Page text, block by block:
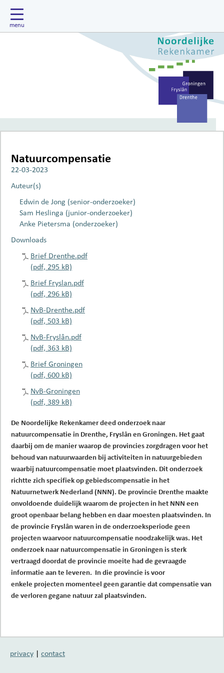
Natuurcompensatie
22-03-2023
Auteur(s)
Edwin de Jong (senior-onderzoeker)
Sam Heslinga (junior-onderzoeker)
Anke Pietersma (onderzoeker)
Downloads
Brief Drenthe.pdf
(pdf, 295 kB)
Brief Fryslan.pdf
(pdf, 296 kB)
NvB-Drenthe.pdf
(pdf, 503 kB)
NvB-Fryslân.pdf
(pdf, 363 kB)
Brief Groningen
(pdf, 600 kB)
NvB-Groningen
(pdf, 389 kB)
De Noordelijke Rekenkamer deed onderzoek naar
natuurcompensatie in Drenthe, Fryslân en Groningen. Het gaat
daarbij om de manier waarop de provincies zorgdragen voor het
behoud van natuurwaarden bij activiteiten in natuurgebieden
waarbij natuurcompensatie moet plaatsvinden. Dit onderzoek
richtte zich specifiek op gebiedscompensatie in het
Natuurnetwerk Nederland (NNN). De provincie Drenthe maakte
onvoldoende duidelijk waarom de projecten in het NNN een
groot openbaar belang hebben en daar moesten plaatsvinden. In
de provincie Fryslân waren in de onderzoeksperiode geen
projecten waarvoor natuurcompensatie noodzakelijk was. Het
onderzoek naar natuurcompensatie in Groningen is sterk
vertraagd doordat de provincie moeite had de gevraagde
informatie aan te leveren. In die provincie is voor
enkele projecten momenteel geen garantie dat compensatie van
de verloren gegane natuur zal plaatsvinden.
privacy | contact